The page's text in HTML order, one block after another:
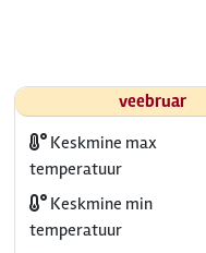
veebruar
Keskmine max
temperatuur
Keskmine min
temperatuur